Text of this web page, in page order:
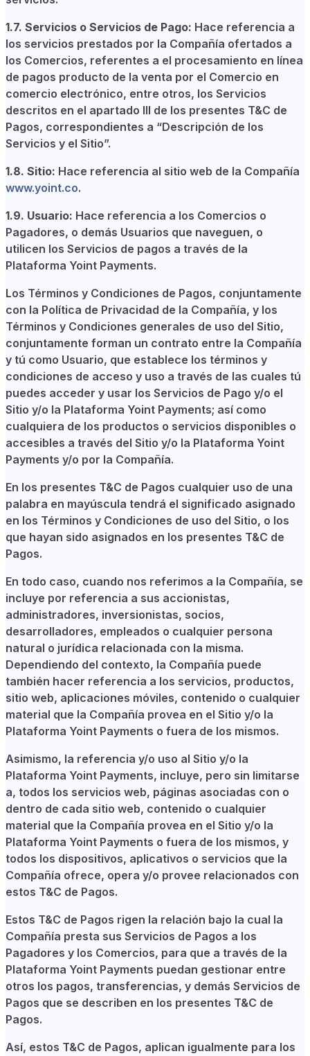
1.7. Servicios o Servicios de Pago: Hace referencia a
los servicios prestados por la Compañía ofertados a
los Comercios, referentes a el procesamiento en línea
de pagos producto de la venta por el Comercio en
comercio electrónico, entre otros, los Servicios
descritos en el apartado III de los presentes T&C de
Pagos, correspondientes a “Descripción de los
Servicios y el Sitio”.
1.8. Sitio: Hace referencia al sitio web de la Compañía
www.yoint.co.
1.9. Usuario: Hace referencia a los Comercios o
Pagadores, o demás Usuarios que naveguen, o
utilicen los Servicios de pagos a través de la
Plataforma Yoint Payments.
Los Términos y Condiciones de Pagos, conjuntamente
con la Política de Privacidad de la Compañía, y los
Términos y Condiciones generales de uso del Sitio,
conjuntamente forman un contrato entre la Compañía
y tú como Usuario, que establece los términos y
condiciones de acceso y uso a través de las cuales tú
puedes acceder y usar los Servicios de Pago y/o el
Sitio y/o la Plataforma Yoint Payments; así como
cualquiera de los productos o servicios disponibles o
accesibles a través del Sitio y/o la Plataforma Yoint
Payments y/o por la Compañía.
En los presentes T&C de Pagos cualquier uso de una
palabra en mayúscula tendrá el significado asignado
en los Términos y Condiciones de uso del Sitio, o los
que hayan sido asignados en los presentes T&C de
Pagos.
En todo caso, cuando nos referimos a la Compañía, se
incluye por referencia a sus accionistas,
administradores, inversionistas, socios,
desarrolladores, empleados o cualquier persona
natural o jurídica relacionada con la misma.
Dependiendo del contexto, la Compañía puede
también hacer referencia a los servicios, productos,
sitio web, aplicaciones móviles, contenido o cualquier
material que la Compañía provea en el Sitio y/o la
Plataforma Yoint Payments o fuera de los mismos.
Asimismo, la referencia y/o uso al Sitio y/o la
Plataforma Yoint Payments, incluye, pero sin limitarse
a, todos los servicios web, páginas asociadas con o
dentro de cada sitio web, contenido o cualquier
material que la Compañía provea en el Sitio y/o la
Plataforma Yoint Payments o fuera de los mismos, y
todos los dispositivos, aplicativos o servicios que la
Compañía ofrece, opera y/o provee relacionados con
estos T&C de Pagos.
Estos T&C de Pagos rigen la relación bajo la cual la
Compañía presta sus Servicios de Pagos a los
Pagadores y los Comercios, para que a través de la
Plataforma Yoint Payments puedan gestionar entre
otros los pagos, transferencias, y demás Servicios de
Pagos que se describen en los presentes T&C de
Pagos.
Así, estos T&C de Pagos, aplican igualmente para los